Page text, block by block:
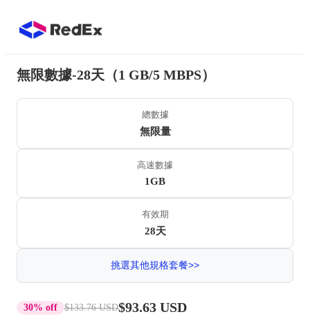
無限數據-28天（1 GB/5 MBPS）
總數據
無限量
高速數據
1GB
有效期
28天
挑選其他規格套餐>>
30% off $133.76 USD$93.63 USD